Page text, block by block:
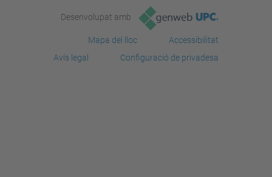
Desenvolupat amb
Mapa del lloc
Accessibilitat
Avís legal
Configuració de privadesa